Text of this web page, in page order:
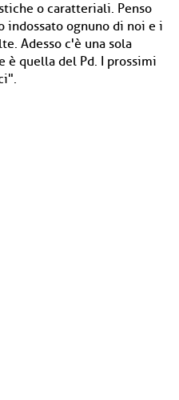
o caratteriali. Penso
indossato ognuno di noi e i
Adesso c'è una sola
è quella del Pd. I prossimi